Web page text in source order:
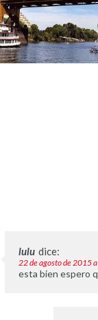
lulu dice:
22 de agosto de 2015
esta bien espero